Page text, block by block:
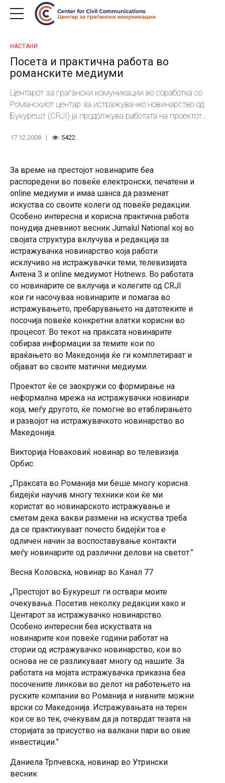
НАСТАНИ
Посета и практична работа во
романските медиуми
Центарот за граѓански комуникации во соработка со
Романскиот центар за истражувачко новинарство од
Букурешт (CRJI) ја продолжува работата на проектот
најдобри практики во истражувачкото новинарство
проектот и претставници на Центарот, поминаа една
недела практична работа во дел од романските
медиуми. Новинари кои се дел од проектот Размена на
искуства и најдобри практики се Синиша Јаков
Марушиќ од БИРН, Богданка Кузеска од Канал 5, Наим
Вренези од телевизија Алсат, Жарко Настоски од
телевизија Алфа, Натали Наскова Сотировска од
Дневник, Весна Коловска од Канал 77, Даниела
Трпчевска од Утрински весник, Викторија Новаковиќ од
телевизија Орбис, Срѓан Стојанчов од Шпиц и Дритон
Дикена од весникот Факти.
17.12.2008 5422
За време на престојот новинарите беа
распоредени во повеќе електронски, печатени и
online медиуми и имаа шанса да разменат
искуства со своите колеги од повеќе редакции.
Особено интересна и корисна практична работа
понудија дневниот весник Jurnalul National кој во
својата структура вклучува и редакција за
истражувачка новинарство која работи
исклучиво на истражувачки теми, телевизијата
Антена 3 и online медиумот Hotnews. Во работата
со новинарите се вклучија и колегите од CRJI
кои ги насочуваа новинарите и помагаа во
истражувањето, пребарувањето на датотеките и
посочија повеќе конкретни алатки корисни во
процесот. Во текот на праксата новинарите
собираа информации за темите кои по
враќањето во Македонија ќе ги комплетираат и
објават во своите матични медиуми.
Проектот ќе се заокружи со формирање на
неформална мрежа на истражувачки новинари
која, меѓу другото, ќе помогне во етаблирањето
и развојот на истражувачкото новинарство во
Македонија.
Викторија Новаковиќ новинар во телевизија
Орбис
„Праксата во Романија ми беше многу корисна
бидејќи научив многу техники кои ќе ми
користат во новинарското истражување и
сметам дека вакви размени на искуства треба
да се практикуваат почесто бидејќи тоа е
одличен начин за воспоставување контакти
меѓу новинарите од различни делови на светот.”
Весна Коловска, новинар во Канал 77
„Престојот во Букурешт ги оствари моите
очекувања. Посетив неколку редакции како и
Центарот за истражувачко новинарство.
Особено интересни беа искуствата на
новинарите кои повеќе години работат на
стории од истражувачко новинарство, кои во
основа не се разликуваат многу од нашите. За
работата на мојата истражувачка приказна беа
посочените линкови во делот на работењето на
руските компании во Романија и нивните можни
врски со Македонија. Истражувањата на терен
кои се во тек, очекувам да ја потврдат тезата на
сторијата за присуство на валкани пари во овие
инвестиции.”
Даниела Трпчевска, новинар во Утрински
весник